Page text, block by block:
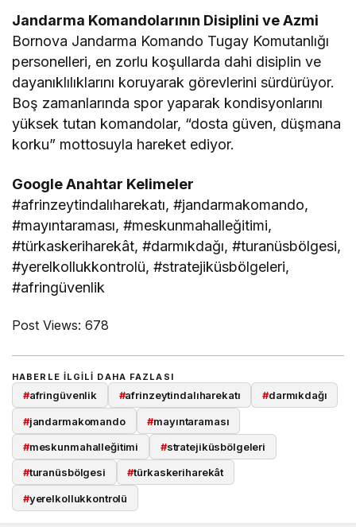
Jandarma Komandolarının Disiplini ve Azmi
Bornova Jandarma Komando Tugay Komutanlığı
personelleri, en zorlu koşullarda dahi disiplin ve
dayanıklılıklarını koruyarak görevlerini sürdürüyor.
Boş zamanlarında spor yaparak kondisyonlarını
yüksek tutan komandolar, “dosta güven, düşmana
korku” mottosuyla hareket ediyor.
Google Anahtar Kelimeler
#afrinzeytindalıharekatı, #jandarmakomando,
#mayıntaraması, #meskunmahalleğitimi,
#türkaskeriharekât, #darmıkdağı, #turanüsbölgesi,
#yerelkollukkontrolü, #stratejiküsbölgeleri,
#afringüvenlik
Post Views: 678
HABERLE ILGILI DAHA FAZLASI
#afringüvenlik #afrinzeytindalıharekatı #darmıkdağı
#jandarmakomando #mayıntaraması
#meskunmahalleğitimi #stratejiküsbölgeleri
#turanüsbölgesi #türkaskeriharekât
#yerelkollukkontrolü